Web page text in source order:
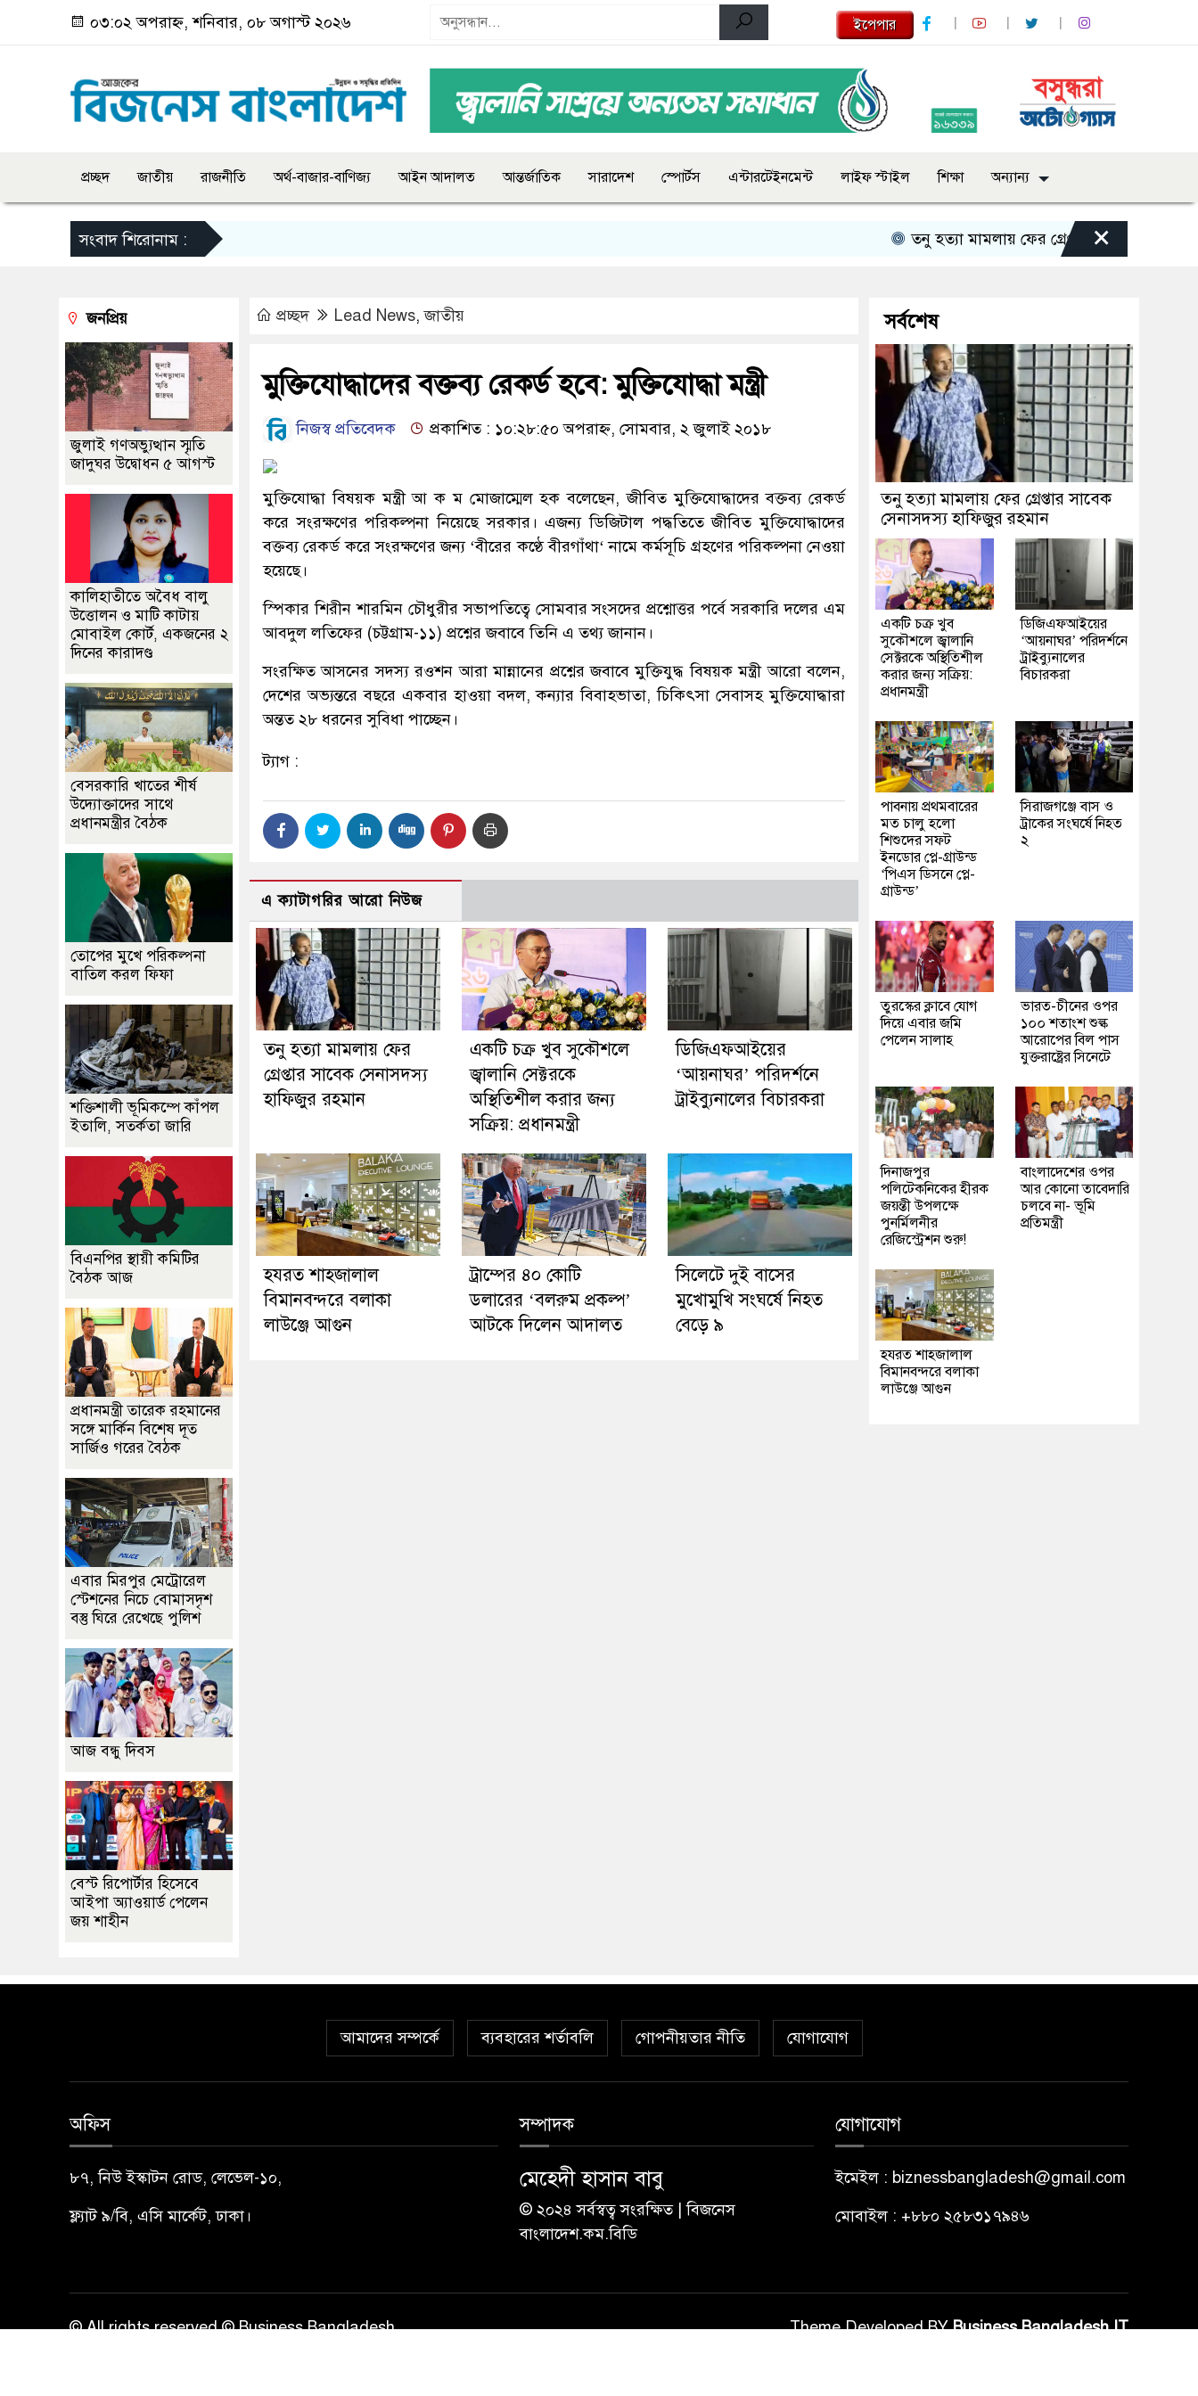
০৩:০২ অপরাহ্ন, শনিবার, ০৮ অগাস্ট ২০২৬ ইপেপার
প্রচ্ছদ জাতীয় রাজনীতি অর্থ-বাজার-বাণিজ্য আইন আদালত আন্তর্জাতিক সারাদেশ স্পোর্টস এন্টারটেইনমেন্ট লাইফ স্টাইল শিক্ষা অন্যান্য
সংবাদ শিরোনাম : তনু হত্যা মামলায় ফের গ্রেপ্তার সাবেক সেনাসদস্য
×
প্রচ্ছদ Lead News,জাতীয়
মুক্তিযোদ্ধাদের বক্তব্য রেকর্ড হবে: মুক্তিযোদ্ধা মন্ত্রী
নিজস্ব প্রতিবেদক প্রকাশিত : ১০:২৮:৫০ অপরাহ্ন, সোমবার, ২ জুলাই ২০১৮
মুক্তিযোদ্ধা বিষয়ক মন্ত্রী আ ক ম মোজাম্মেল হক বলেছেন, জীবিত মুক্তিযোদ্ধাদের বক্তব্য রেকর্ড
করে সংরক্ষণের পরিকল্পনা নিয়েছে সরকার। এজন্য ডিজিটাল পদ্ধতিতে জীবিত মুক্তিযোদ্ধাদের
বক্তব্য রেকর্ড করে সংরক্ষণের জন্য ‘বীরের কণ্ঠে বীরগাঁথা‘ নামে কর্মসূচি গ্রহণের পরিকল্পনা নেওয়া
হয়েছে।
স্পিকার শিরীন শারমিন চৌধুরীর সভাপতিত্বে সোমবার সংসদের প্রশ্নোত্তর পর্বে সরকারি দলের এম
আবদুল লতিফের (চট্টগ্রাম-১১) প্রশ্নের জবাবে তিনি এ তথ্য জানান।
সংরক্ষিত আসনের সদস্য রওশন আরা মান্নানের প্রশ্নের জবাবে মুক্তিযুদ্ধ বিষয়ক মন্ত্রী আরো বলেন,
দেশের অভ্যন্তরে বছরে একবার হাওয়া বদল, কন্যার বিবাহভাতা, চিকিৎসা সেবাসহ মুক্তিযোদ্ধারা
অন্তত ২৮ ধরনের সুবিধা পাচ্ছেন।
ট্যাগ :
এ ক্যাটাগরির আরো নিউজ
তনু হত্যা মামলায় ফের
গ্রেপ্তার সাবেক সেনাসদস্য
হাফিজুর রহমান
একটি চক্র খুব সুকৌশলে
জ্বালানি সেক্টরকে
অস্থিতিশীল করার জন্য
সক্রিয়: প্রধানমন্ত্রী
ডিজিএফআইয়ের
‘আয়নাঘর’ পরিদর্শনে
ট্রাইব্যুনালের বিচারকরা
হযরত শাহজালাল
বিমানবন্দরে বলাকা
লাউঞ্জে আগুন
ট্রাম্পের ৪০ কোটি
ডলারের ‘বলরুম প্রকল্প’
আটকে দিলেন আদালত
সিলেটে দুই বাসের
মুখোমুখি সংঘর্ষে নিহত
বেড়ে ৯
জনপ্রিয়
জুলাই গণঅভ্যুত্থান স্মৃতি
জাদুঘর উদ্বোধন ৫ আগস্ট
কালিহাতীতে অবৈধ বালু
উত্তোলন ও মাটি কাটায়
মোবাইল কোর্ট, একজনের ২
দিনের কারাদণ্ড
বেসরকারি খাতের শীর্ষ
উদ্যোক্তাদের সাথে
প্রধানমন্ত্রীর বৈঠক
তোপের মুখে পরিকল্পনা
বাতিল করল ফিফা
শক্তিশালী ভূমিকম্পে কাঁপল
ইতালি, সতর্কতা জারি
বিএনপির স্থায়ী কমিটির
বৈঠক আজ
প্রধানমন্ত্রী তারেক রহমানের
সঙ্গে মার্কিন বিশেষ দূত
সার্জিও গরের বৈঠক
এবার মিরপুর মেট্রোরেল
স্টেশনের নিচে বোমাসদৃশ
বস্তু ঘিরে রেখেছে পুলিশ
আজ বন্ধু দিবস
বেস্ট রিপোর্টার হিসেবে
আইপা অ্যাওয়ার্ড পেলেন
জয় শাহীন
সর্বশেষ
তনু হত্যা মামলায় ফের গ্রেপ্তার সাবেক
সেনাসদস্য হাফিজুর রহমান
একটি চক্র খুব
সুকৌশলে জ্বালানি
সেক্টরকে অস্থিতিশীল
করার জন্য সক্রিয়:
প্রধানমন্ত্রী
ডিজিএফআইয়ের
‘আয়নাঘর’ পরিদর্শনে
ট্রাইব্যুনালের
বিচারকরা
পাবনায় প্রথমবারের
মত চালু হলো
শিশুদের সফট
ইনডোর প্লে-গ্রাউন্ড
‘পিএস ডিসনে প্লে-
গ্রাউন্ড’
সিরাজগঞ্জে বাস ও
ট্রাকের সংঘর্ষে নিহত
২
তুরস্কের ক্লাবে যোগ
দিয়ে এবার জমি
পেলেন সালাহ
ভারত-চীনের ওপর
১০০ শতাংশ শুল্ক
আরোপের বিল পাস
যুক্তরাষ্ট্রের সিনেটে
দিনাজপুর
পলিটেকনিকের হীরক
জয়ন্তী উপলক্ষে
পুনর্মিলনীর
রেজিস্ট্রেশন শুরু!
বাংলাদেশের ওপর
আর কোনো তাবেদারি
চলবে না- ভূমি
প্রতিমন্ত্রী
হযরত শাহজালাল
বিমানবন্দরে বলাকা
লাউঞ্জে আগুন
আমাদের সম্পর্কে ব্যবহারের শর্তাবলি গোপনীয়তার নীতি যোগাযোগ
অফিস
৮৭, নিউ ইস্কাটন রোড, লেভেল-১০,
ফ্ল্যাট ৯/বি, এসি মার্কেট, ঢাকা।
সম্পাদক
মেহেদী হাসান বাবু
© ২০২৪ সর্বস্বত্ব সংরক্ষিত | বিজনেস
বাংলাদেশ.কম.বিডি
যোগাযোগ
ইমেইল : biznessbangladesh@gmail.com
মোবাইল : +৮৮০ ২৫৮৩১৭৯৪৬
© All rights reserved © Business Bangladesh Theme Developed BYBusiness Bangladesh IT